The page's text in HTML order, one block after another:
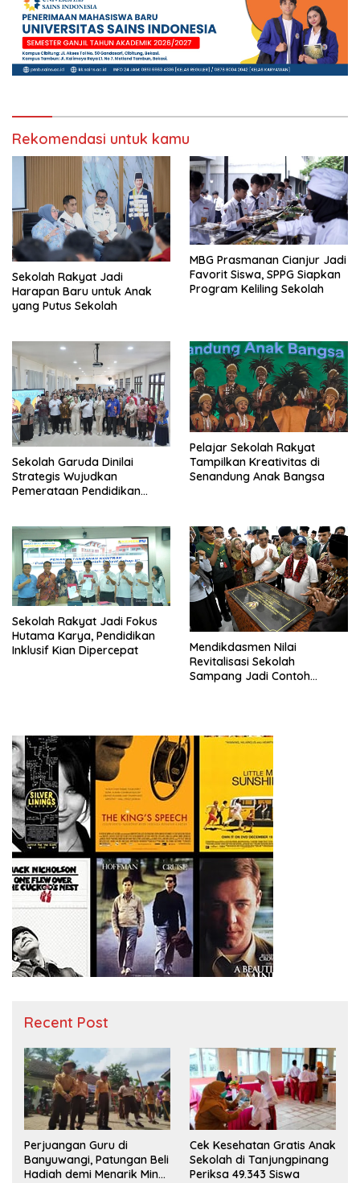
Rekomendasi untuk kamu
Sekolah Rakyat Jadi
Harapan Baru untuk Anak
yang Putus Sekolah
MBG Prasmanan Cianjur Jadi
Favorit Siswa, SPPG Siapkan
Program Keliling Sekolah
Sekolah Garuda Dinilai
Strategis Wujudkan
Pemerataan Pendidikan
Pelajar Sekolah Rakyat
Tampilkan Kreativitas di
Senandung Anak Bangsa
Sekolah Rakyat Jadi Fokus
Hutama Karya, Pendidikan
Inklusif Kian Dipercepat
Mendikdasmen Nilai
Revitalisasi Sekolah
Sampang Jadi Contoh
Recent Post
Perjuangan Guru di
Banyuwangi, Patungan Beli
Hadiah demi Menarik Minat
Cek Kesehatan Gratis Anak
Sekolah di Tanjungpinang
Periksa 49.343 Siswa